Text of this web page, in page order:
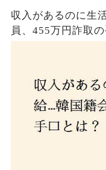
収入があるのに生
員、455万円詐取